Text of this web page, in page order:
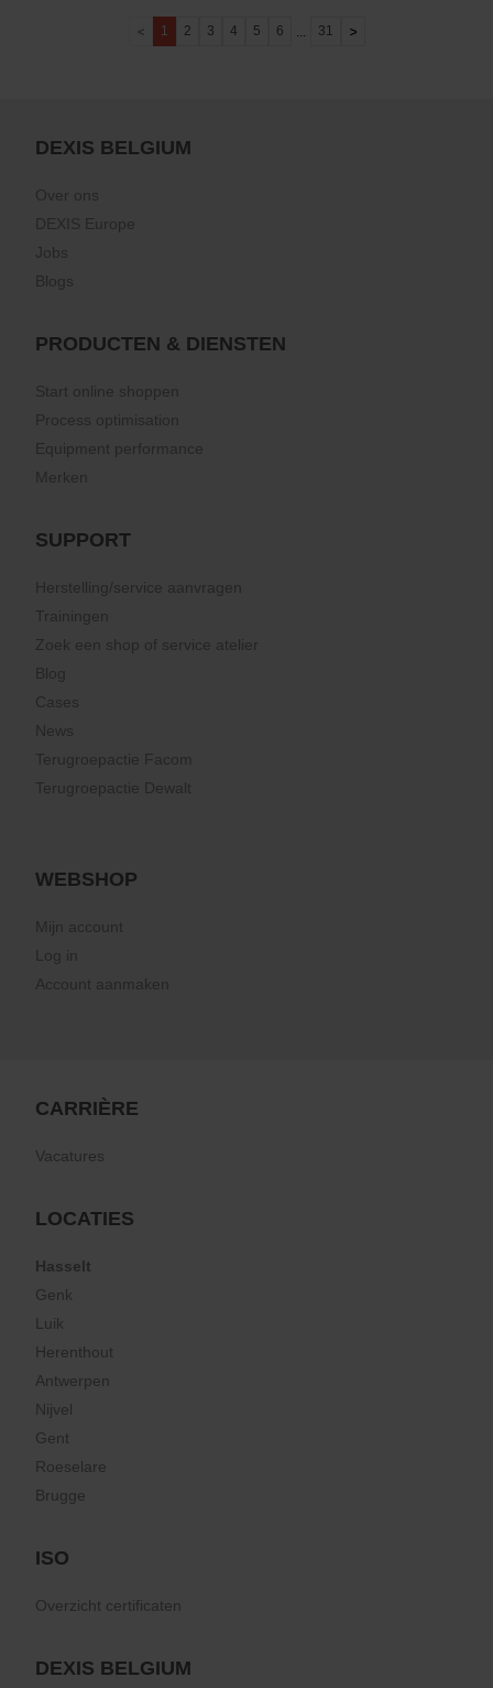
1 2 3 4 5 6 ... 31
DEXIS BELGIUM
Over ons
DEXIS Europe
Jobs
Blogs
PRODUCTEN & DIENSTEN
Start online shoppen
Process optimisation
Equipment performance
Merken
SUPPORT
Herstelling/service aanvragen
Trainingen
Zoek een shop of service atelier
Blog
Cases
News
Terugroepactie Facom
Terugroepactie Dewalt
WEBSHOP
Mijn account
Log in
Account aanmaken
CARRIÈRE
Vacatures
LOCATIES
Hasselt
Genk
Luik
Herenthout
Antwerpen
Nijvel
Gent
Roeselare
Brugge
ISO
Overzicht certificaten
DEXIS BELGIUM